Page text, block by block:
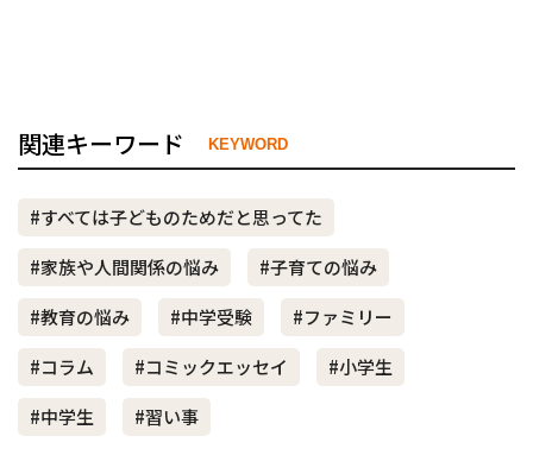
関連キーワード KEYWORD
#すべては子どものためだと思ってた
#家族や人間関係の悩み
#子育ての悩み
#教育の悩み
#中学受験
#ファミリー
#コラム
#コミックエッセイ
#小学生
#中学生
#習い事